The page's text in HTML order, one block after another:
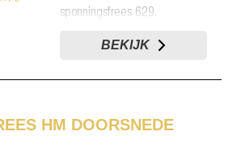
sponningsfrees 629.
BEKIJK
HM DOORSNEDE